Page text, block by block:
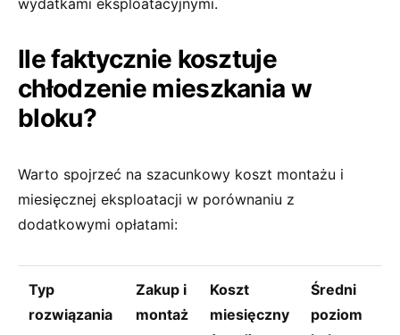
Ile faktycznie kosztuje
chłodzenie mieszkania w
bloku?
Warto spojrzeć na szacunkowy koszt montażu i
miesięcznej eksploatacji w porównaniu z
dodatkowymi opłatami:
Typ
rozwiązania
Zakup i
montaż
Koszt
miesięczny
Średni
poziom